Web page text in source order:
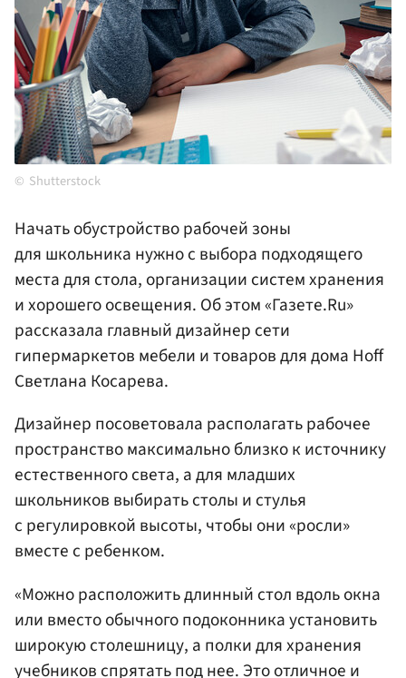
Shutterstock
Начать обустройство рабочей зоны
для школьника нужно с выбора подходящего
места для стола, организации систем хранения
и хорошего освещения. Об этом «Газете.Ru»
рассказала главный дизайнер сети
гипермаркетов мебели и товаров для дома Hoff
Светлана Косарева.
Дизайнер посоветовала располагать рабочее
пространство максимально близко к источнику
естественного света, а для младших
школьников выбирать столы и стулья
с регулировкой высоты, чтобы они «росли»
вместе с ребенком.
«Можно расположить длинный стол вдоль окна
или вместо обычного подоконника установить
широкую столешницу, а полки для хранения
учебников спрятать под нее. Это отличное и